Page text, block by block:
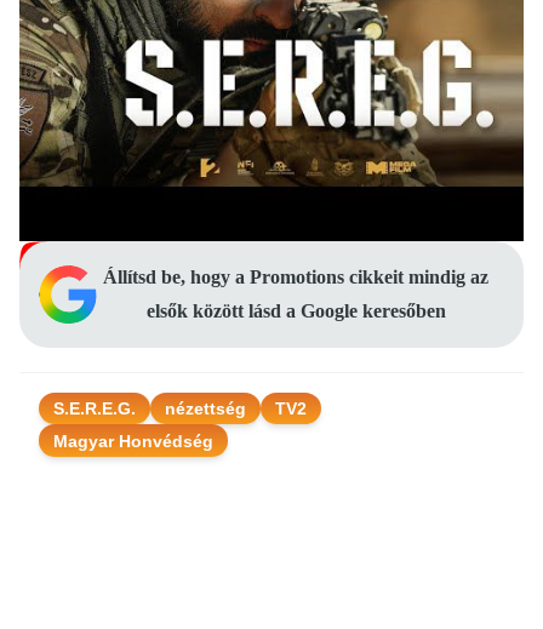
Állítsd be, hogy a Promotions cikkeit mindig az
elsők között lásd a Google keresőben
S.E.R.E.G. nézettség
TV2
Magyar Honvédség